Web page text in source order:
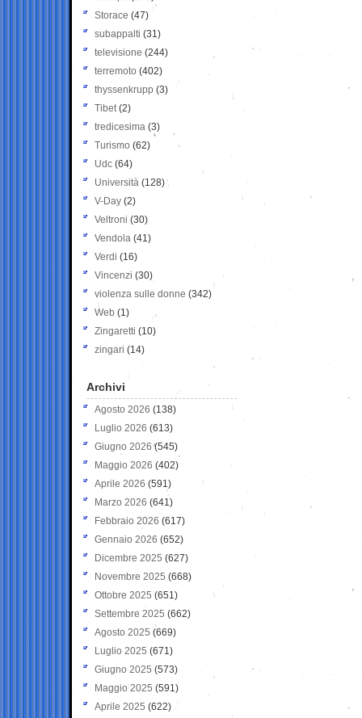
Storace (47)
subappalti (31)
televisione(244)
terremoto (402)
thyssenkrupp (3)
Tibet(2)
tredicesima (3)
Turismo (62)
Udc (64)
Università (128)
V-Day (2)
Veltroni (30)
Vendola (41)
Verdi (16)
Vincenzi (30)
violenza sulle donne (342)
Web (1)
Zingaretti (10)
zingari (14)
Archivi
Agosto 2026 (138)
Luglio 2026 (613)
Giugno 2026 (545)
Maggio 2026 (402)
Aprile 2026 (591)
Marzo 2026 (641)
Febbraio 2026 (617)
Gennaio 2026 (652)
Dicembre 2025 (627)
Novembre 2025 (668)
Ottobre 2025 (651)
Settembre 2025 (662)
Agosto 2025 (669)
Luglio 2025 (671)
Giugno 2025 (573)
Maggio 2025 (591)
Aprile 2025 (622)